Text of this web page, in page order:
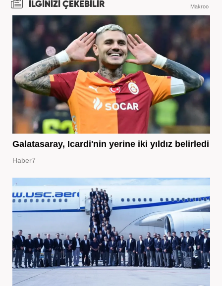
İLGİNİZİ ÇEKEBİLİR Makroo
Galatasaray, Icardi'nin yerine iki yıldız belirledi
Haber7